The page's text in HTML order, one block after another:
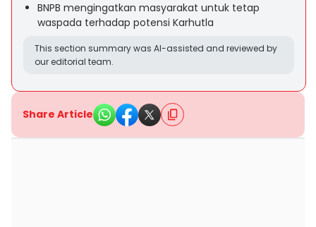
BNPB mengingatkan masyarakat untuk tetap
waspada terhadap potensi Karhutla
This section summary was AI-assisted and reviewed by
our editorial team.
Share Article